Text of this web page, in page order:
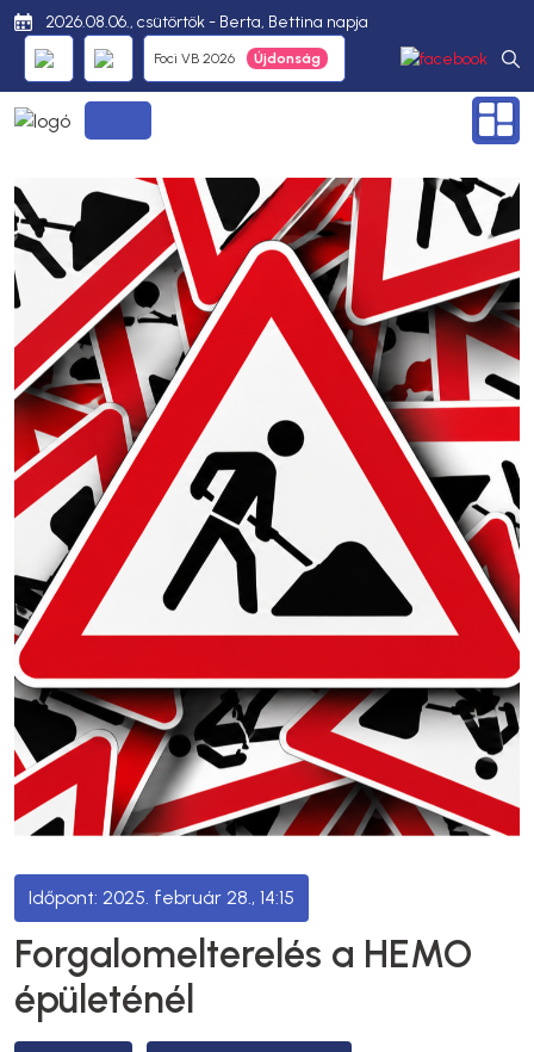
2026.08.06., csütörtök - Berta, Bettina napja
Foci VB 2026
2025. február 28., 14:15
Forgalomelterelés a HEMO
épületénél